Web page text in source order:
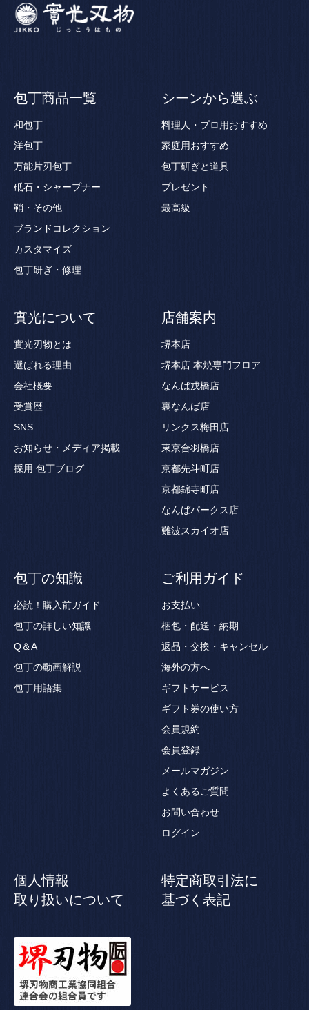
包丁商品一覧
和包丁
洋包丁
万能片刃包丁
砥石・シャープナー
鞘・その他
ブランドコレクション
カスタマイズ
包丁研ぎ・修理
シーンから選ぶ
料理人・プロ用おすすめ
家庭用おすすめ
包丁研ぎと道具
プレゼント
最高級
實光について
實光刃物とは
選ばれる理由
会社概要
受賞歴
SNS
お知らせ・メディア掲載
採用 包丁ブログ
店舗案内
堺本店
堺本店 本焼専門フロア
なんば戎橋店
裏なんば店
リンクス梅田店
東京合羽橋店
京都先斗町店
京都錦寺町店
なんばパークス店
難波スカイオ店
包丁の知識
必読！購入前ガイド
包丁の詳しい知識
Q＆A
包丁の動画解説
包丁用語集
ご利用ガイド
お支払い
梱包・配送・納期
返品・交換・キャンセル
海外の方へ
ギフトサービス
ギフト券の使い方
会員規約
会員登録
メールマガジン
よくあるご質問
お問い合わせ
ログイン
個人情報
取り扱いについて
特定商取引法に
基づく表記